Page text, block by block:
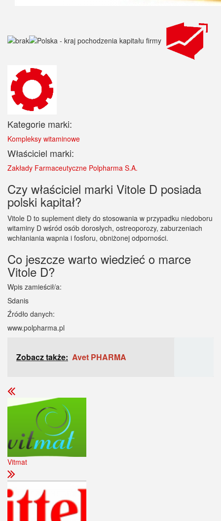
Kategorie marki:
Kompleksy witaminowe
Właściciel marki:
Zakłady Farmaceutyczne Polpharma S.A.
Czy właściciel marki Vitole D posiada
polski kapitał?
Vitole D to suplement diety do stosowania w przypadku niedoboru
witaminy D wśród osób dorosłych, ostreoporozy, zaburzeniach
wchłaniania wapnia i fosforu, obniżonej odporności.
Co jeszcze warto wiedzieć o marce
Vitole D?
Wpis zamieścił/a:
Sdanis
Źródło danych:
www.polpharma.pl
Zobacz także: Avet PHARMA
Vitmat